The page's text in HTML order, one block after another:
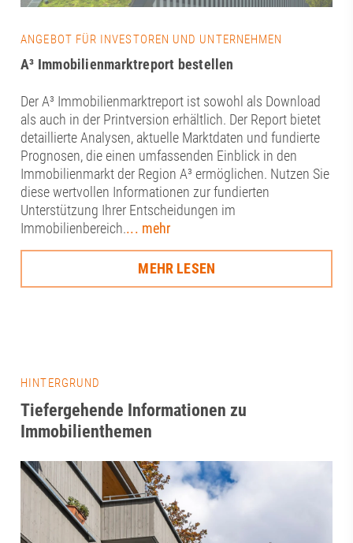
ANGEBOT FÜR INVESTOREN UND UNTERNEHMEN
A³ Immobilienmarktreport bestellen
Der A³ Immobilienmarktreport ist sowohl als Download
als auch in der Printversion erhältlich. Der Report bietet
detaillierte Analysen, aktuelle Marktdaten und fundierte
Prognosen, die einen umfassenden Einblick in den
Immobilienmarkt der Region A³ ermöglichen. Nutzen Sie
diese wertvollen Informationen zur fundierten
Unterstützung Ihrer Entscheidungen im
Immobilienbereich.... mehr
MEHR LESEN
HINTERGRUND
Tiefergehende Informationen zu
Immobilienthemen